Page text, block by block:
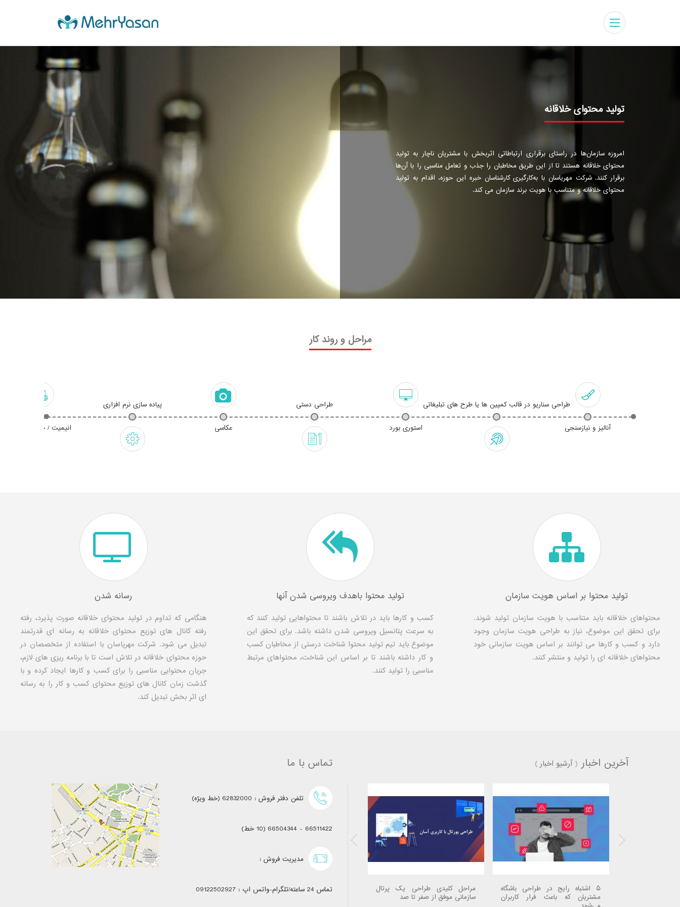
تولید محتوای خلاقانه
امروزه سازمان‌ها در راستای برقراری ارتباطاتی اثربخش با مشتریان ناچار به تولید
محتوای خلاقانه هستند تا از این طریق مخاطبان را جذب و تعامل مناسبی را با آن‌ها
برقرار کنند. شرکت مهریاسان با به‌کارگیری کارشناسان خبره این حوزه، اقدام به تولید
محتوای خلاقانه و متناسب با هویت برند سازمان می کند.
مراحل و روند کار
آنالیز و نیازسنجی
طراحی سناریو در قالب کمپین ها یا طرح های تبلیغاتی
استوری بورد
طراحی دستی
عکاسی
پیاده سازی نرم افزاری
انیمیت / چاپ / و . . .
تولید محتوا بر اساس هویت سازمان
محتواهای خلاقانه باید متناسب با هویت سازمان تولید شوند.
برای تحقق این موضوع، نیاز به طراحی هویت سازمان وجود
دارد و کسب و کارها می توانند بر اساس هویت سازمانی خود
محتواهای خلاقانه ای را تولید و منتشر کنند.
تولید محتوا باهدف ویروسی شدن آنها
کسب و کارها باید در تلاش باشند تا محتواهایی تولید کنند که
به سرعت پتانسیل ویروسی شدن داشته باشد. برای تحقق این
موضوع باید تیم تولید محتوا شناخت درستی از مخاطبان کسب
و کار داشته باشند تا بر اساس این شناخت، محتواهای مرتبط
مناسبی را تولید کنند.
رسانه شدن
هنگامی که تداوم در تولید محتوای خلاقانه صورت پذیرد، رفته
رفته کانال های توزیع محتوای خلاقانه به رسانه ای قدرتمند
تبدیل می شود. شرکت مهریاسان با استفاده از متخصصان در
حوزه محتوای خلاقانه در تلاش است تا با برنامه ریزی های لازم،
جریان محتوایی مناسبی را برای کسب و کارها ایجاد کرده و با
گذشت زمان کانال های توزیع محتوای کسب و کار را به رسانه
ای اثر بخش تبدیل کند.
آخرین اخبار (آرشیو اخبار)
این بهار میتواند نام تو باشد
طراحی تخصصی وب سایت
مخصوص صنف ابزارآلات
مراحل کلیدی طراحی یک پرتال
سازمانی موفق از صفر تا صد
۵ اشتباه رایج در طراحی باشگاه
مشتریان که باعث فرار کاربران
تماس با ما
تلفن دفتر فروش : 62832000 (خط ویژه)
66511422 - 66504344 (10 خط)
مدیریت فروش :
تماس 24 ساعته/تلگرام-واتس اپ : 09122502927